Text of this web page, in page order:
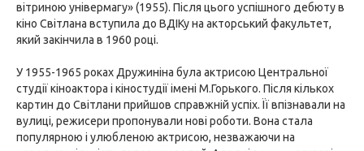
вітриною універмагу» (1955). Після цього успішного дебюту в
кіно Світлана вступила до ВДІКу на акторський факультет,
який закінчила в 1960 році.
У 1955-1965 роках Дружиніна була актрисою Центральної
студії кіноактора і кіностудії імені М.Горького. Після кількох
картин до Світлани прийшов справжній успіх. Її впізнавали на
вулиці, режисери пропонували нові роботи. Вона стала
популярною і улюбленою актрисою, незважаючи на